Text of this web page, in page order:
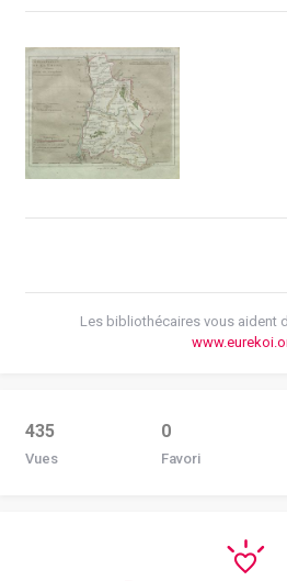
Les bibliothécaires vous aident
435
Vues
0
Favori